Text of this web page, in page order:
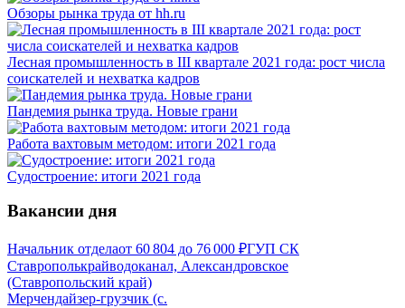
Обзоры рынка труда от hh.ru
Лесная промышленность в III квартале 2021 года: рост числа
соискателей и нехватка кадров
Пандемия рынка труда. Новые грани
Работа вахтовым методом: итоги 2021 года
Судостроение: итоги 2021 года
Вакансии дня
Начальник отделаот 60 804 до 76 000 ₽ГУП СК
Ставрополькрайводоканал, Александровское
(Ставропольский край)
Мерчендайзер-грузчик (с.